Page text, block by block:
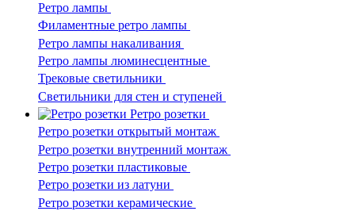
Ретро лампы
Филаментные ретро лампы
Ретро лампы накаливания
Ретро лампы люминесцентные
Трековые светильники
Светильники для стен и ступеней
Ретро розетки
Ретро розетки открытый монтаж
Ретро розетки внутренний монтаж
Ретро розетки пластиковые
Ретро розетки из латуни
Ретро розетки керамические